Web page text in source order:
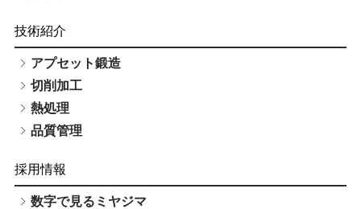
技術紹介
アプセット鍛造
切削加工
熱処理
品質管理
採用情報
数字で見るミヤジマ